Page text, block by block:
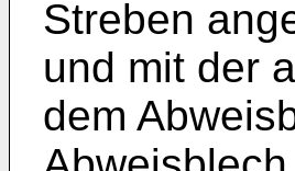
Streben
und mit der
dem